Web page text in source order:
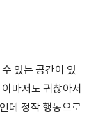
있는 공간이 있
마저도 귀찮아서
데 정작 행동으로